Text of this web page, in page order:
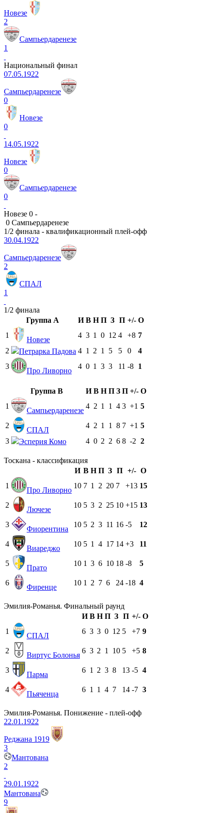
Новезе
2
Сампьердаренезе
1
Национальный финал
07.05.1922
Сампьердаренезе
0
Новезе
0
14.05.1922
Новезе
0
Сампьердаренезе
0
Новезе 0 -
0 Сампьердаренезе
1/2 финала - квалификационный плей-офф
30.04.1922
Сампьердаренезе
2
СПАЛ
1
1/2 финала
Группа A
И В Н П З П +/- О
1
Новезе
4 3 1 0 12 4 +8 7
2
Петрарка Падова 4 1 2 1 5 5 0
4
3
Про Ливорно
4 0 1 3 3 11 -8 1
Группа B И В Н П З П +/- О
1
Сампьердаренезе
4 2 1 1 4 3 +1 5
2
СПАЛ
4 2 1 1 8 7 +1 5
3
Эсперия Комо 4 0 2 2 6 8 -2 2
Тоскана - классификация
И В Н П З П +/- О
1
Про Ливорно
10 7 1 2 20 7 +13 15
2
Лючезе
10 5 3 2 25 10 +15 13
3
Фиорентина
10 5 2 3 11 16 -5 12
4
Виареджо
10 5 1 4 17 14 +3 11
5
Прато
10 1 3 6 10 18 -8 5
6
Фиренце
10 1 2 7 6 24 -18 4
Эмилия-Романья. Финальный раунд
И В Н П З П +/- О
1
СПАЛ
6 3 3 0 12 5 +7 9
2
Виртус Болонья
6 3 2 1 10 5 +5 8
3
Парма
6 1 2 3 8 13 -5 4
4
Пьяченца
6 1 1 4 7 14 -7 3
Эмилия-Романья. Понижение - плей-офф
22.01.1922
Реджана 1919
3
Мантована
2
29.01.1922
Мантована
9